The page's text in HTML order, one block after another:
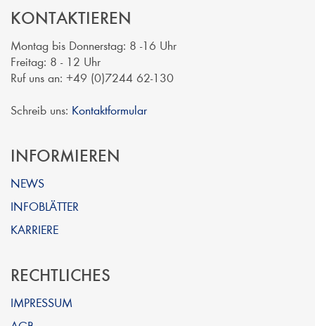
KONTAKTIEREN
Montag bis Donnerstag: 8 -16 Uhr
Freitag: 8 - 12 Uhr
Ruf uns an: +49 (0)7244 62-130
Schreib uns: Kontaktformular
INFORMIEREN
NEWS
INFOBLÄTTER
KARRIERE
RECHTLICHES
IMPRESSUM